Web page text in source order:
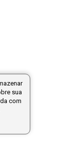
sua
com